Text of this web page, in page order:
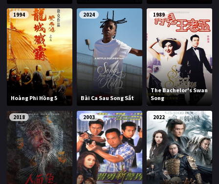
1994
Hoàng Phi Hồng 5
2024
Bài Ca Sau Song Sắt
1989
The Bachelor's Swan
Song
2018 2003 2022